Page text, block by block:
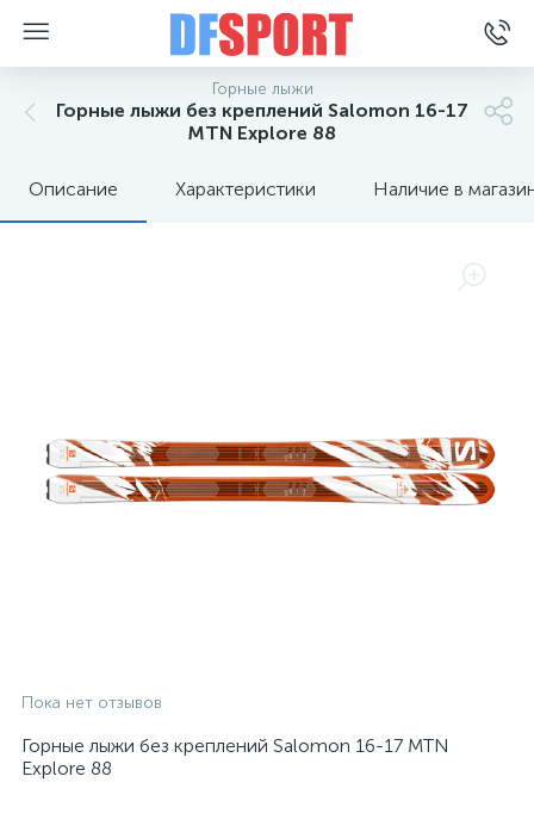
Горные лыжи
Горные лыжи без креплений Salomon 16-17
MTN Explore 88
Описание Характеристики Наличие в
Пока нет отзывов
Горные лыжи без креплений Salomon 16-17 MTN
Explore 88